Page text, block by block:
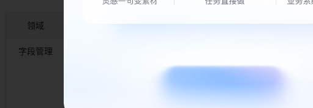
领域 名词 英文
字段管理
由创建空间时